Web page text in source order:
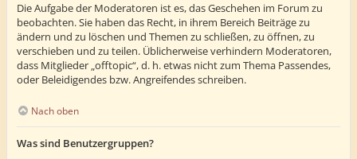
Die Aufgabe der Moderatoren ist es, das Geschehen im Forum zu
beobachten. Sie haben das Recht, in ihrem Bereich Beiträge zu
ändern und zu löschen und Themen zu schließen, zu öffnen, zu
verschieben und zu teilen. Üblicherweise verhindern Moderatoren,
dass Mitglieder „offtopic“, d. h. etwas nicht zum Thema Passendes,
oder Beleidigendes bzw. Angreifendes schreiben.
Nach oben
Was sind Benutzergruppen?